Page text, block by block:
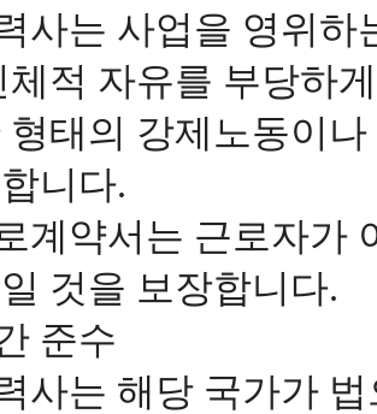
사업을 영위하는
체적 자유를 부당하
형태의 강제노동이
니다.
서는 근로자가 이
것을 보장합니다.
준수
해당 국가가 법